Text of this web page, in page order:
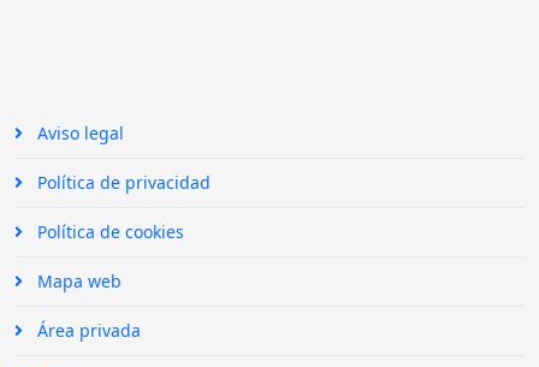
Aviso legal
Política de privacidad
Política de cookies
Mapa web
Área privada